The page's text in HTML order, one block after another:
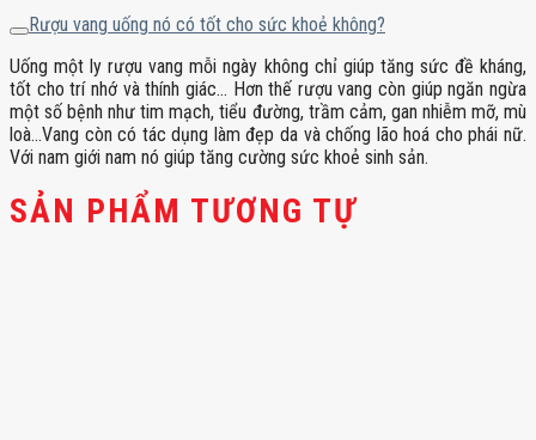
Rượu vang uống nó có tốt cho sức khoẻ không?
Uống một ly rượu vang mỗi ngày không chỉ giúp tăng sức đề kháng,
tốt cho trí nhớ và thính giác… Hơn thế rượu vang còn giúp ngăn ngừa
một số bệnh như tim mạch, tiểu đường, trầm cảm, gan nhiễm mỡ, mù
loà…Vang còn có tác dụng làm đẹp da và chống lão hoá cho phái nữ.
Với nam giới nam nó giúp tăng cường sức khoẻ sinh sản.
SẢN PHẨM TƯƠNG TỰ